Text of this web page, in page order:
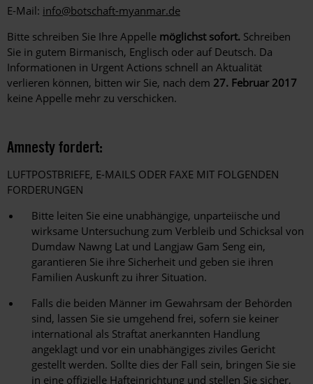
E-Mail: info@botschaft-myanmar.de
Bitte schreiben Sie Ihre Appelle möglichst sofort. Schreiben
Sie in gutem Birmanisch, Englisch oder auf Deutsch. Da
Informationen in Urgent Actions schnell an Aktualität
verlieren können, bitten wir Sie, nach dem 27. Februar 2017
keine Appelle mehr zu verschicken.
Amnesty fordert:
LUFTPOSTBRIEFE, E-MAILS ODER FAXE MIT FOLGENDEN
FORDERUNGEN
Bitte leiten Sie eine unabhängige, unparteiische und
wirksame Untersuchung zum Verbleib und Schicksal von
Dumdaw Nawng Lat und Langjaw Gam Seng ein,
garantieren Sie ihre Sicherheit und geben sie ihren
Familien Auskunft zu ihrer Situation.
Falls die beiden Männer im Gewahrsam der Behörden
sind, lassen Sie sie umgehend frei, sofern sie keiner
international als Straftat anerkannten Handlung
angeklagt und vor ein unabhängiges ziviles Gericht
gestellt werden. Sollte dies der Fall sein, bringen Sie sie
in eine offizielle Hafteinrichtung und stellen Sie sicher,